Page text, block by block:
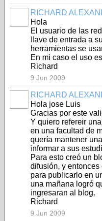
RICHARD
Hola
El usuario de las
llave de entrada a
herramientas se
En mi caso el uso
Richard
9 Jun 2009
RICHARD
Hola jose Luis
Gracias por este
Y quiero refereir
en una facultad de
quería mantener
informar a sus
Para esto creó un
difusión, y
para publicarlo en
una mañana logró
ingresaran al blog.
Richard
9 Jun 2009